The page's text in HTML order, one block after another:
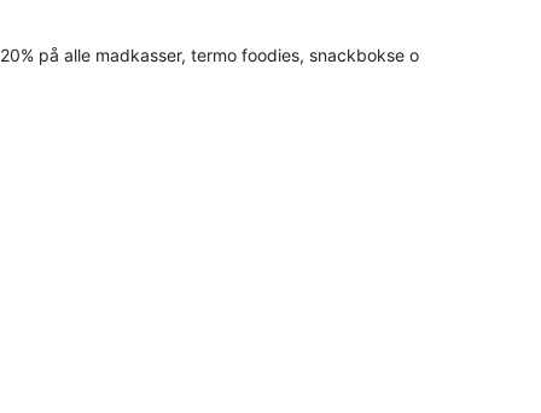
20% på alle madkasser, termo foodies, snackbokse o